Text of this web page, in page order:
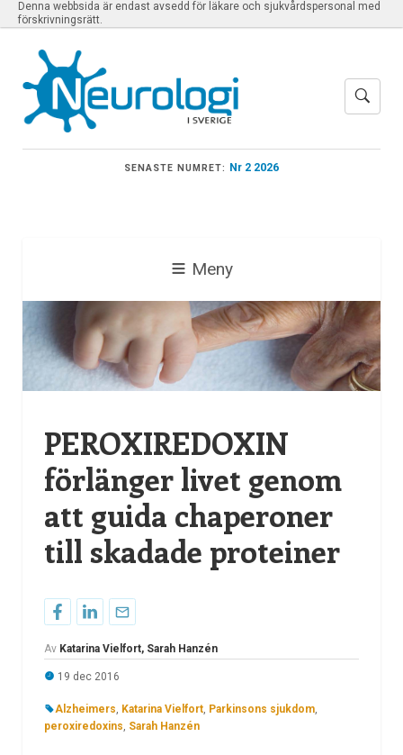
Denna webbsida är endast avsedd för läkare och sjukvårdspersonal med
förskrivningsrätt.
SENASTE NUMRET: Nr 2 2026
Meny
PEROXIREDOXIN
förlänger livet genom
att guida chaperoner
till skadade proteiner
Av Katarina Vielfort, Sarah Hanzén
19 dec 2016
Alzheimers, Katarina Vielfort, Parkinsons sjukdom,
peroxiredoxins, Sarah Hanzén